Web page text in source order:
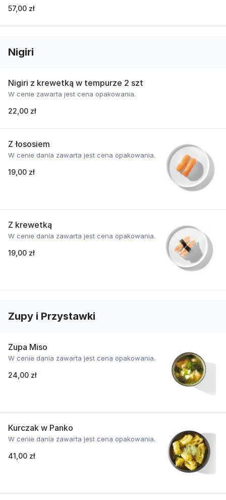
57,00 zł
Nigiri
Nigiri z krewetką w tempurze 2 szt
W cenie zawarta jest cena opakowania.
22,00 zł
Z łososiem
W cenie dania zawarta jest cena opakowania.
19,00 zł
Z krewetką
W cenie dania zawarta jest cena opakowania.
19,00 zł
Zupy i Przystawki
Zupa Miso
W cenie dania zawarta jest cena opakowania.
24,00 zł
Kurczak w Panko
W cenie dania zawarta jest cena opakowania.
41,00 zł